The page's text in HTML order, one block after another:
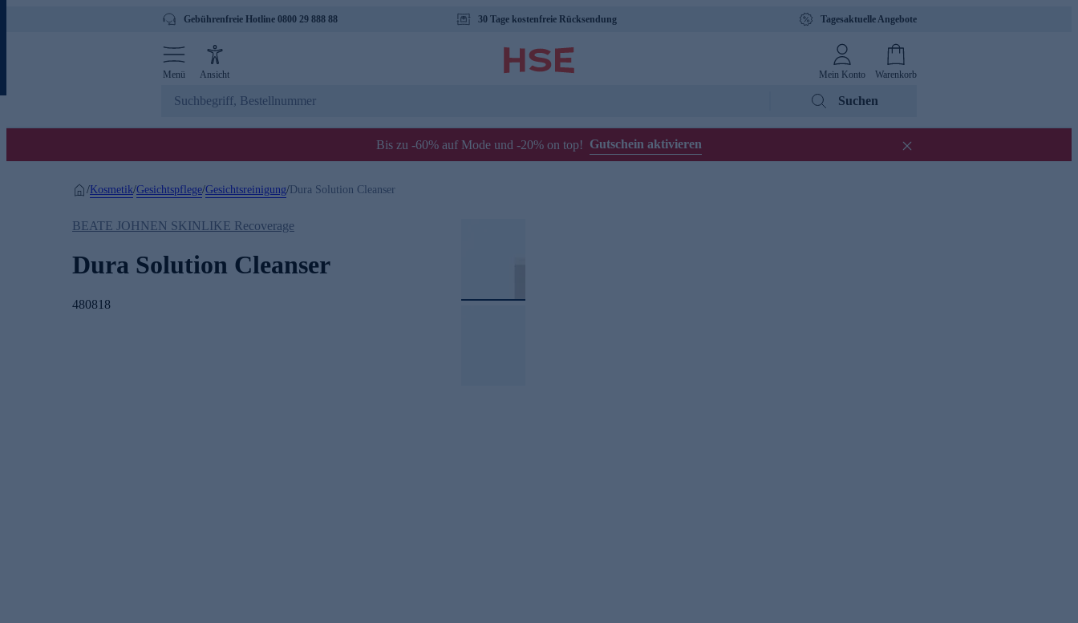
Gebührenfreie Hotline 0800 29 888 88 30 Tage kostenfreie Rücksendung Tagesaktuelle Angebote
Menü Ansicht Mein Konto Warenkorb
Suchen
Bis zu -60% auf Mode und -20% on top! Gutschein aktivieren
/Kosmetik/Gesichtspflege/Gesichtsreinigung/ Dura Solution Cleanser
BEATE JOHNEN SKINLIKE Recoverage
Dura Solution Cleanser
480818